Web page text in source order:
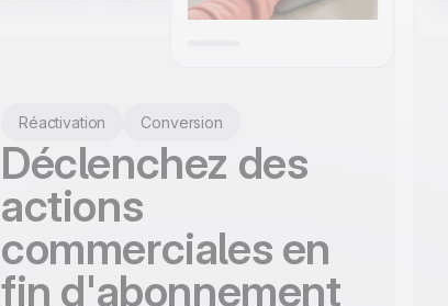
Réactivation Conversion
Déclenchez des
actions
commerciales en
fin d'abonnement